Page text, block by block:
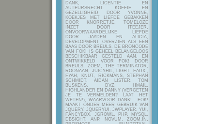
DANK, LICENTIE EN
AUTEURSRECHT: KOFFIE EN
GEZELLIGHEID DOOR YVONNE,
KOEKJES MET LIEFDE GEBAKKEN
DOOR KNORRETJE, TOMELOZE
INZET DOOR ITEEJER,
ONVOORWAARDELIJKE LIEFDE
DOOR JAYDEN EN ALICIA,
DEVELOPMENT OVERZIEN ALS EEN
BAAS DOOR BREULS. DE BRONCODE
VAN FOK! IS GEHEEL BELANGELOOS
BESCHIKBAAR GESTELD AAN, EN
ONTWIKKELD VOOR FOK! DOOR
BREULS, ZOEM, THE_TERMINATOR,
ROONAAN, JUICYHIL, LIGHT, FAUX.,
FYAH, KNUT, RICKMANS, STEPHAN
SCHMIDT, AIDAN LISTER, TOM
BUSKENS, DVZ, HMAIL,
HIGHLANDER EN DANNY (VERGETEN
JE TE VERMELDEN? LAAT HET
WETEN!), WAARVOOR DANK! - FOK!
MAAKT ONDER MEER GEBRUIK VAN
JQUERY, JQUERYUI, JWPLAYER, YUI,
FANCYBOX, JGROWL, PHP, MYSQL,
DBSIGHT, ANP, NOVUM, ZOOM.IN,